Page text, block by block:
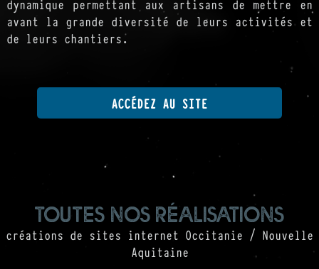
avant la grande diversité de leurs activités et
de leurs chantiers.
ACCÉDEZ AU SITE
toutes nos réalisations
créations de sites internet Occitanie / Nouvelle
Aquitaine